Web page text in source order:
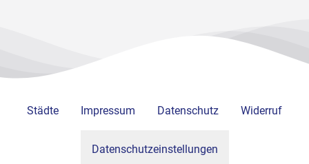
Städte Impressum Datenschutz Widerruf
Datenschutzeinstellungen